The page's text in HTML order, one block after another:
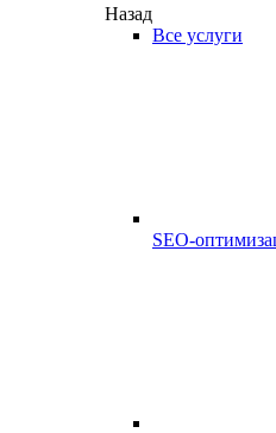
Назад
Все услуги
SEO-